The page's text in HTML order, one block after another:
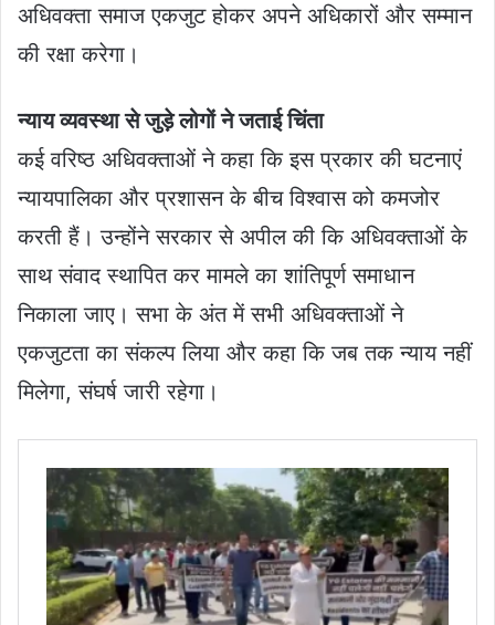
अधिवक्ता समाज एकजुट होकर अपने अधिकारों और सम्मान
की रक्षा करेगा।
न्याय व्यवस्था से जुड़े लोगों ने जताई चिंता
कई वरिष्ठ अधिवक्ताओं ने कहा कि इस प्रकार की घटनाएं
न्यायपालिका और प्रशासन के बीच विश्वास को कमजोर
करती हैं। उन्होंने सरकार से अपील की कि अधिवक्ताओं के
साथ संवाद स्थापित कर मामले का शांतिपूर्ण समाधान
निकाला जाए। सभा के अंत में सभी अधिवक्ताओं ने
एकजुटता का संकल्प लिया और कहा कि जब तक न्याय नहीं
मिलेगा, संघर्ष जारी रहेगा।